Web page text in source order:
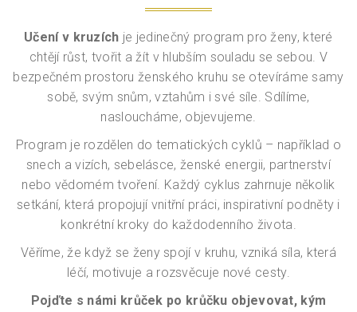
Učení v kruzích je jedinečný program pro ženy, které
chtějí růst, tvořit a žít v hlubším souladu se sebou. V
bezpečném prostoru ženského kruhu se otevíráme samy
sobě, svým snům, vztahům i své síle. Sdílíme,
nasloucháme, objevujeme.
Program je rozdělen do tematických cyklů – například o
snech a vizích, sebelásce, ženské energii, partnerství
nebo vědomém tvoření. Každý cyklus zahrnuje několik
setkání, která propojují vnitřní práci, inspirativní podněty i
konkrétní kroky do každodenního života.
Věříme, že když se ženy spojí v kruhu, vzniká síla, která
léčí, motivuje a rozsvěcuje nové cesty.
Pojďte s námi krůček po krůčku objevovat, kým